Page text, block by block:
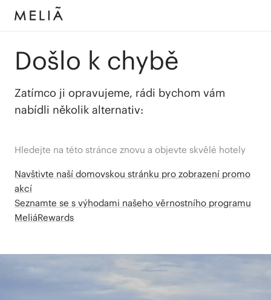
Došlo k chybě
Zatímco ji opravujeme, rádi bychom vám
nabídli několik alternativ:
Hledejte na této stránce znovu a objevte skvělé hotely
Navštivte naší domovskou stránku pro zobrazení promo
akcí
Seznamte se s výhodami našeho věrnostního programu
MeliáRewards